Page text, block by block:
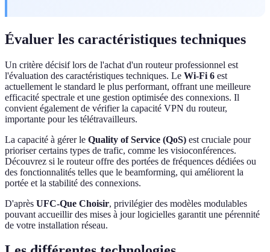
Évaluer les caractéristiques techniques
Un critère décisif lors de l'achat d'un routeur professionnel est
l'évaluation des caractéristiques techniques. Le Wi-Fi 6 est
actuellement le standard le plus performant, offrant une meilleure
efficacité spectrale et une gestion optimisée des connexions. Il
convient également de vérifier la capacité VPN du routeur,
importante pour les télétravailleurs.
La capacité à gérer le Quality of Service (QoS) est cruciale pour
prioriser certains types de trafic, comme les visioconférences.
Découvrez si le routeur offre des portées de fréquences dédiées ou
des fonctionnalités telles que le beamforming, qui améliorent la
portée et la stabilité des connexions.
D'après UFC-Que Choisir, privilégier des modèles modulables
pouvant accueillir des mises à jour logicielles garantit une pérennité
de votre installation réseau.